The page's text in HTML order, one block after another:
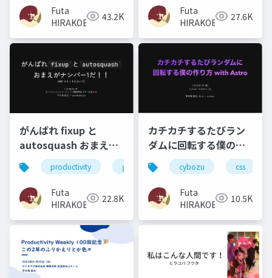
Futa
HIRAKOBA
43.2K
Futa
HIRAKOBA
27.6K
がんばれ fixup と
autosquash おまえが
ナンバー 1 だ！！
（WIP コミットにおい
て）
productivity git
Futa
HIRAKOBA
22.8K
カチカチするたびラン
ダムに回転する僕の作
り方 with Astro
cybozu css
Futa
HIRAKOBA
10.5K